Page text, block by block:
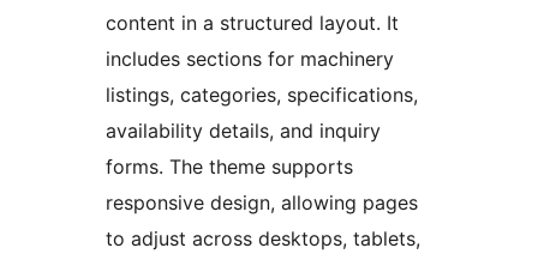
content in a structured layout. It
includes sections for machinery
listings, categories, specifications,
availability details, and inquiry
forms. The theme supports
responsive design, allowing pages
to adjust across desktops, tablets,